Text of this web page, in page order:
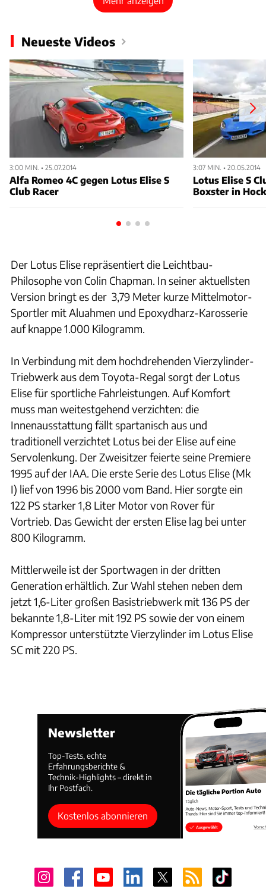
Neueste Videos
3:00 MIN. • 25.07.2014
Alfa Romeo 4C gegen Lotus Elise S
Club Racer
3:07 MIN. • 20.05.2014
Lotus Elise S
Boxster in
Der Lotus Elise repräsentiert die Leichtbau-
Philosophe von Colin Chapman. In seiner aktuellsten
Version bringt es der 3,79 Meter kurze Mittelmotor-
Sportler mit Aluahmen und Epoxydharz-Karosserie
auf knappe 1.000 Kilogramm.
In Verbindung mit dem hochdrehenden Vierzylinder-
Triebwerk aus dem Toyota-Regal sorgt der Lotus
Elise für sportliche Fahrleistungen. Auf Komfort
muss man weitestgehend verzichten: die
Innenausstattung fällt spartanisch aus und
traditionell verzichtet Lotus bei der Elise auf eine
Servolenkung. Der Zweisitzer feierte seine Premiere
1995 auf der IAA. Die erste Serie des Lotus Elise (Mk
I) lief von 1996 bis 2000 vom Band. Hier sorgte ein
122 PS starker 1,8 Liter Motor von Rover für
Vortrieb. Das Gewicht der ersten Elise lag bei unter
800 Kilogramm.
Mittlerweile ist der Sportwagen in der dritten
Generation erhältlich. Zur Wahl stehen neben dem
jetzt 1,6-Liter großen Basistriebwerk mit 136 PS der
bekannte 1,8-Liter mit 192 PS sowie der von einem
Kompressor unterstützte Vierzylinder im Lotus Elise
SC mit 220 PS.
Newsletter
Top-Tests, echte
Erfahrungsberichte &
Technik-Highlights – direkt in
Ihr Postfach.
Kostenlos abonnieren